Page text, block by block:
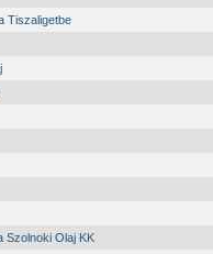
Tiszaligetbe
Szolnoki Olaj KK